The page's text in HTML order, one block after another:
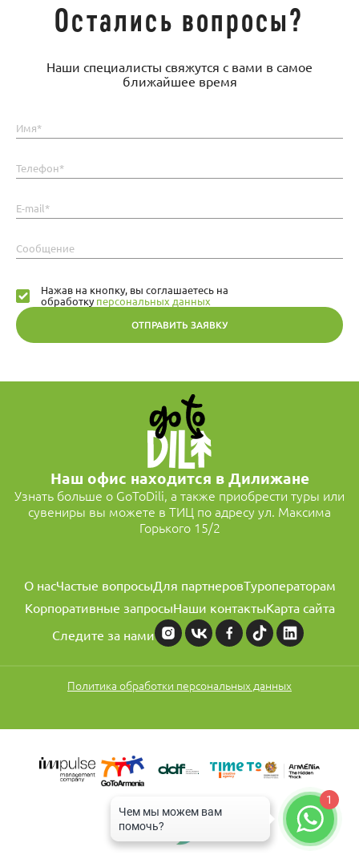
Остались вопросы?
Наши специалисты свяжутся с вами в самое
ближайшее время
Имя*
Телефон*
E-mail*
Сообщение
ОТПРАВИТЬ ЗАЯВКУ
Нажав на кнопку, вы соглашаетесь на
обработкуперсональных данных
Наш офис находится в Дилижане
Узнать больше о GoToDili, а также приобрести туры или
сувениры вы можете в ТИЦ по адресу ул. Максима
Горького 15/2
О насЧастые вопросыДля партнеровТуроператорам
Корпоративные запросыНаши контактыКарта сайта
Следите за нами
Политика обработки персональных данных
1